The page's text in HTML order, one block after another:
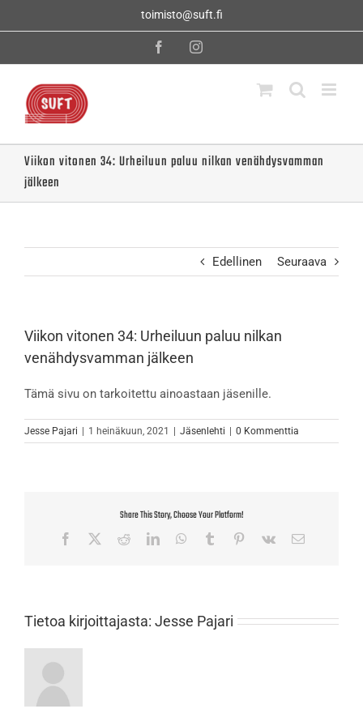
toimisto@suft.fi
FacebookInstagram
Viikon vitonen 34: Urheiluun paluu nilkan venähdysvamman
jälkeen
Edellinen Seuraava
Viikon vitonen 34: Urheiluun paluu nilkan
venähdysvamman jälkeen
Tämä sivu on tarkoitettu ainoastaan jäsenille.
Jesse Pajari | 1 heinäkuun, 2021 | Jäsenlehti | 0 Kommenttia
Share This Story, Choose Your Platform!
Facebook RedditLinkedInWhatsApp
Tumblr Pinterest
Vk Sähköposti
Tietoa kirjoittajasta: Jesse Pajari